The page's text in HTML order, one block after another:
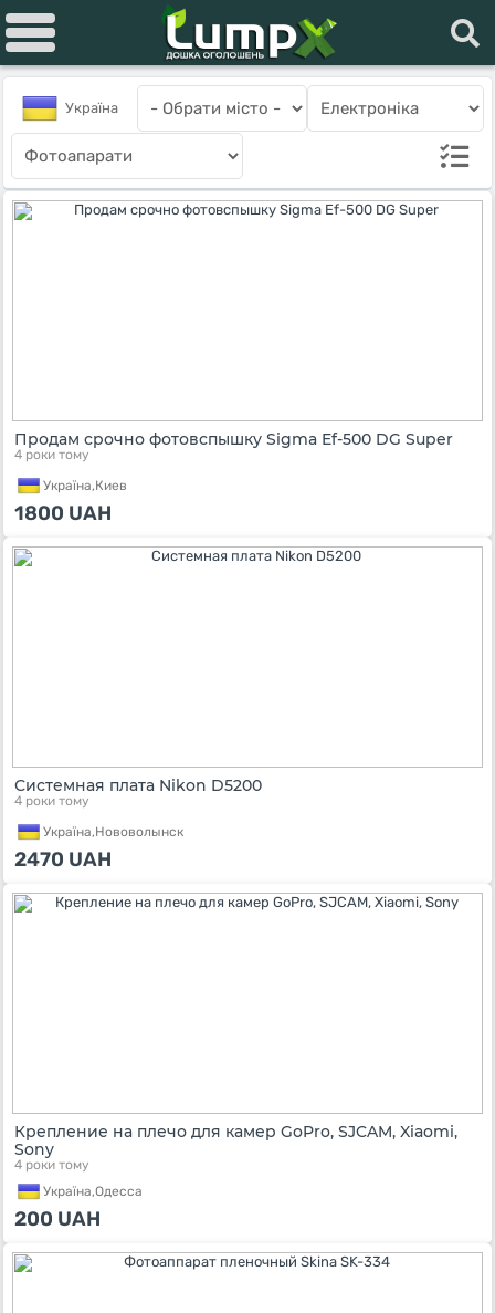
Україна
Продам срочно фотовспышку Sigma Ef-500 DG Super
4 роки тому
Україна,Киев
1800 UAH
Системная плата Nikon D5200
4 роки тому
Україна,Нововолынск
2470 UAH
Крепление на плечо для камер GoPro, SJCAM, Xiaomi,
Sony
4 роки тому
Україна,Одесса
200 UAH